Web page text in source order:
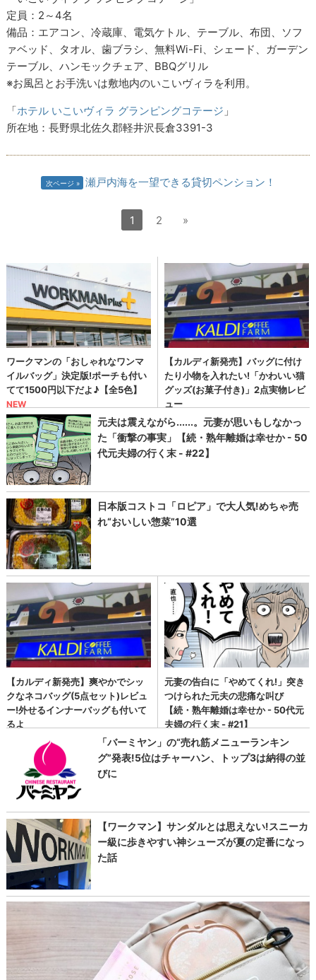
定員：2～4名
備品：エアコン、冷蔵庫、電気ケトル、テーブル、布団、ソフ
ァベッド、タオル、歯ブラシ、無料Wi-Fi、シェード、ガーデン
テーブル、ハンモックチェア、BBQグリル
※お風呂とお手洗いは敷地内のいこいヴィラを利用。
「ホテル いこいヴィラ グランピングコテージ 」
所在地：長野県北佐久郡軽井沢長倉3391-3
次ページ 瀬戸内海を一望できる貸切ペンション！
1 2 »